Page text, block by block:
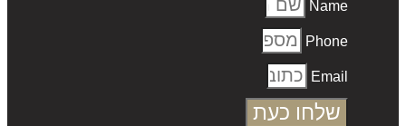
Name
Phone
Email
שלחו כעת